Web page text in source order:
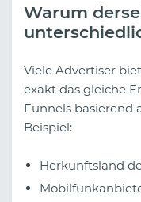
Warum
Viele Advertiser
exakt das gleiche
Funnels basierend
Beispiel:
Herkunftsland